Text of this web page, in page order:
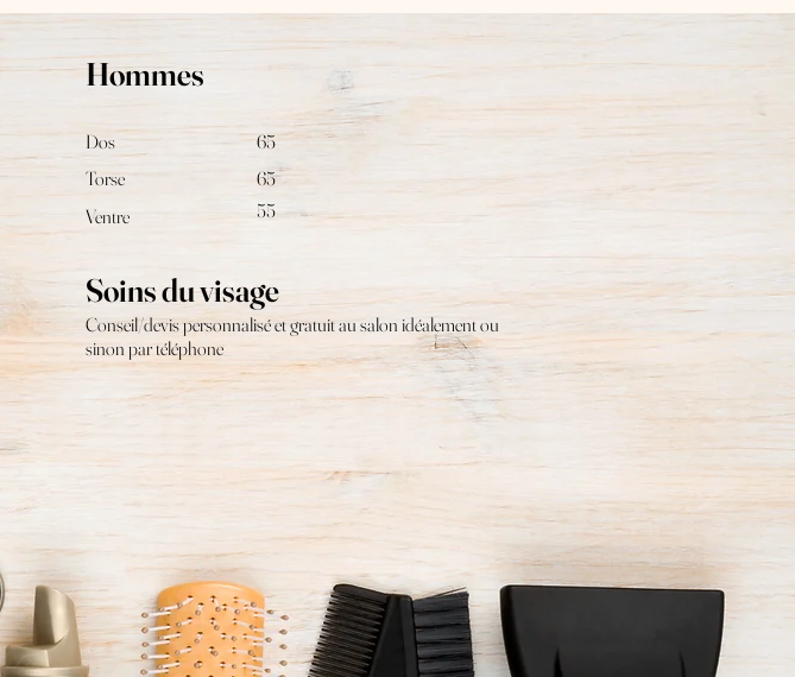
Dos
Torse
Ventre
Soins du visage
Conseil/devis personnalisé et gratuit au salon idéalement ou
sinon par téléphone
65
65
Hommes
55